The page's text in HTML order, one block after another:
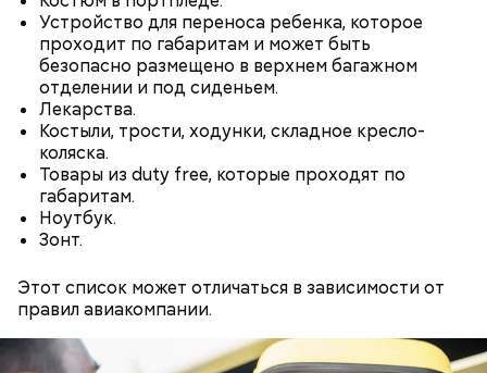
Устройство для переноса ребенка, которое
проходит по габаритам и может быть
безопасно размещено в верхнем багажном
отделении и под сиденьем.
Лекарства.
Костыли, трости, ходунки, складное кресло-
коляска.
Товары из duty free, которые проходят по
габаритам.
Ноутбук.
Зонт.
Этот список может отличаться в зависимости от
правил авиакомпании.
количеством масла и лука на сковороде. Затем ее
нужно отправить в глубокий противень. Сверху
кладем кабачки, нарезанные крупным кубиком, —
порекомендовал собеседник «ВМ».
Кроме того, специалист не советует покупать
дыню с вмятиной или перележавшую в магазине
долгое время: